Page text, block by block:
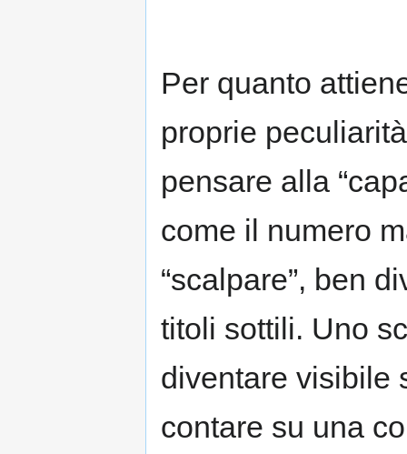
Per quanto
proprie
pensare alla
come il numero
“scalpare”, ben
titoli sottili. Uno
diventare visibile
contare su una